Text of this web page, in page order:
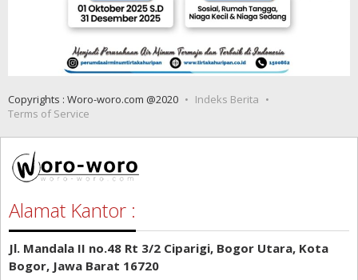
Copyrights : Woro-woro.com @2020
Indeks Berita
Terms of Service
Alamat Kantor :
Jl. Mandala II no.48 Rt 3/2 Ciparigi, Bogor Utara, Kota
Bogor, Jawa Barat 16720